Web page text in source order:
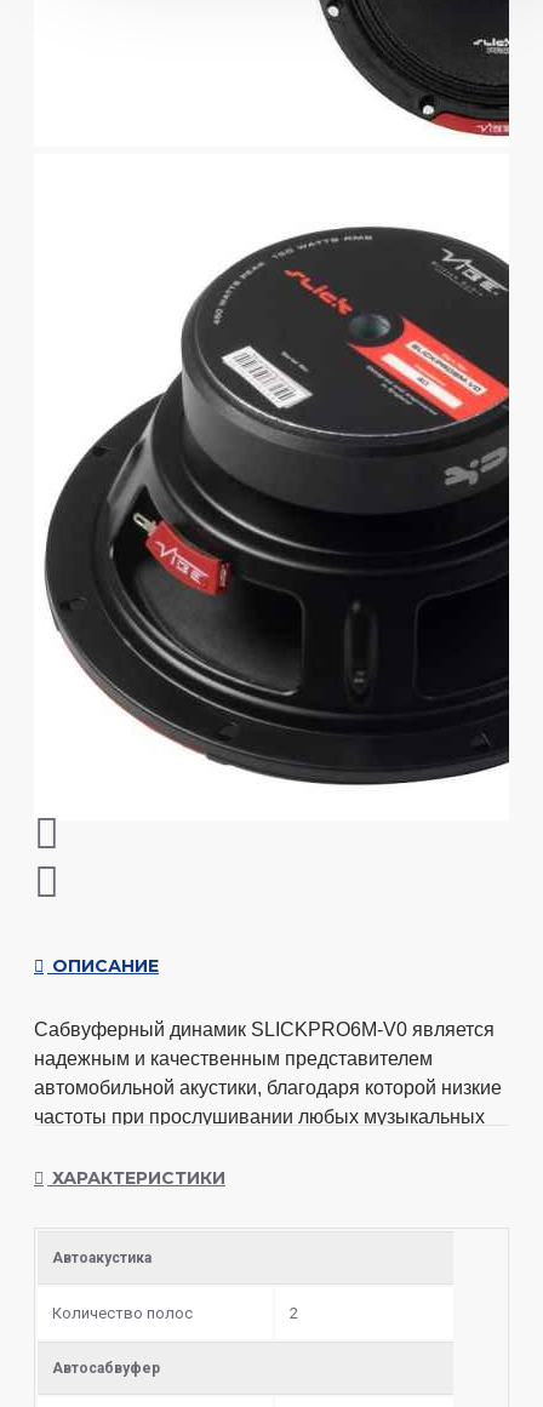
ОПИСАНИЕ
Сабвуферный динамик SLICKPRO6M-V0 является
надежным и качественным представителем
автомобильной акустики, благодаря которой низкие
частоты при прослушивании любых музыкальных
целлюлозным диффузором обладает хорошей
также хорошо влияет на качество звучания.
Независимо от уровня мощности низкие частоты
будут звучать безупречно без посторонних шумов,
ХАРАКТЕРИСТИКИ
Автоакустика
Количество полос 2
Автосабвуфер